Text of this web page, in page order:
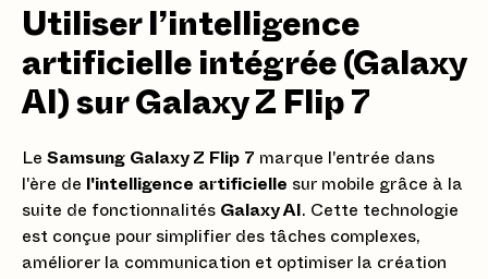
Utiliser l’intelligence
artificielle intégrée (Galaxy
AI) sur Galaxy Z Flip 7
Le Samsung Galaxy Z Flip 7 marque l'entrée dans
l'ère de
l'intelligence artificielle sur mobile grâce à la
suite de fonctionnalités Galaxy AI . Cette technologie
est conçue pour simplifier des tâches complexes,
améliorer la communication et optimiser la création